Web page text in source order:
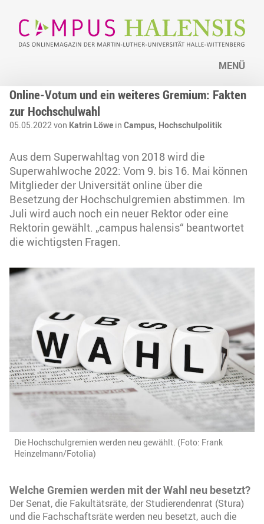
MENÜ
Online-Votum und ein weiteres Gremium: Fakten
zur Hochschulwahl
05.05.2022 von Katrin Löwe in Campus, Hochschulpolitik
Aus dem Superwahltag von 2018 wird die
Superwahlwoche 2022: Vom 9. bis 16. Mai können
Mitglieder der Universität online über die
Besetzung der Hochschulgremien abstimmen. Im
Juli wird auch noch ein neuer Rektor oder eine
Rektorin gewählt. „campus halensis“ beantwortet
die wichtigsten Fragen.
Die Hochschulgremien werden neu gewählt. (Foto: Frank
Heinzelmann/Fotolia)
Welche Gremien werden mit der Wahl neu besetzt?
Der Senat, die Fakultätsräte, der Studierendenrat (Stura)
und die Fachschaftsräte werden neu besetzt, auch die